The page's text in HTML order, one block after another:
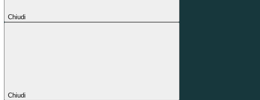
Chiudi
Chiudi